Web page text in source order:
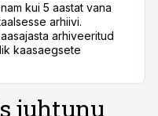
kui 5 aastat vana
arhiivi.
arhiveeritud
kaasaegsete
juhtunu